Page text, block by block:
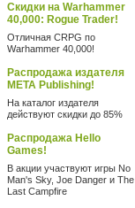
Скидки на Warhammer
40,000: Rogue Trader!
Отличная CRPG по
Warhammer 40,000!
Распродажа издателя
META Publishing!
На каталог издателя
действуют скидки до 85%
Распродажа Hello
Games!
В акции участвуют игры No
Man's Sky, Joe Danger и The
Last Campfire